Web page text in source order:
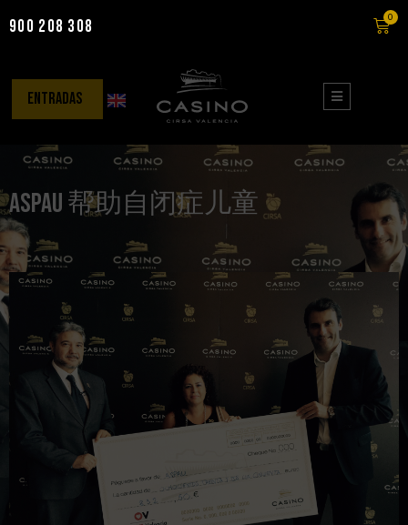
contenido
900 208 308 0
entradas
ASPAU 帮助自闭​​症儿童